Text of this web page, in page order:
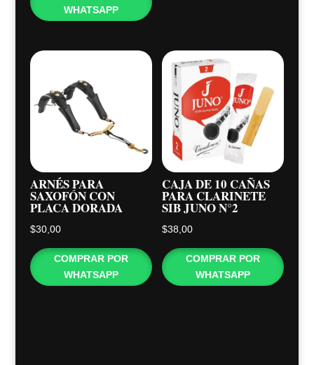
WHATSAPP
ARNÉS PARA
SAXOFÓN CON
PLACA DORADA
$30,00
COMPRAR POR
WHATSAPP
CAJA DE 10 CAÑAS
PARA CLARINETE
SIB JUNO N°2
$38,00
COMPRAR POR
WHATSAPP